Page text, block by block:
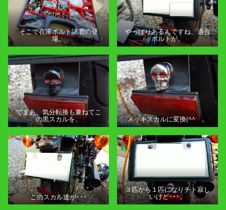
そこで在庫ボルト諸君の登
場。
やっぱりあるんですね、適合
ボルトが。
でまあ、気分転換も兼ねてこ
の黒スカルを、 メッキスカルに変換(^^ゞ。
このスカル達が･･･
３匹から１匹になりチト寂し
いけど･･･。